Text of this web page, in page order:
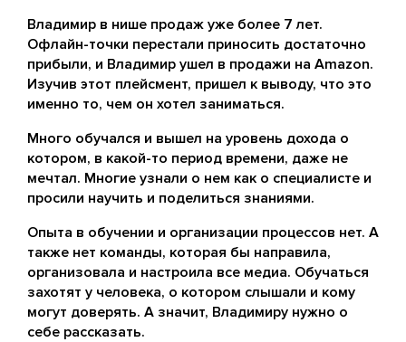
Владимир в нише продаж уже более 7 лет.
Офлайн-точки перестали приносить достаточно
прибыли, и Владимир ушел в продажи на Amazon.
Изучив этот плейсмент, пришел к выводу, что это
именно то, чем он хотел заниматься.
Много обучался и вышел на уровень дохода о
котором, в какой-то период времени, даже не
мечтал. Многие узнали о нем как о специалисте и
просили научить и поделиться знаниями.
Опыта в обучении и организации процессов нет. А
также нет команды, которая бы направила,
организовала и настроила все медиа. Обучаться
захотят у человека, о котором слышали и кому
могут доверять. А значит, Владимиру нужно о
себе рассказать.